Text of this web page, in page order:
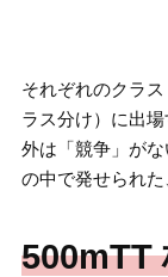
それぞれのクラ
ラス分け）に出
外は「競争」が
の中で発せられた
500mTT